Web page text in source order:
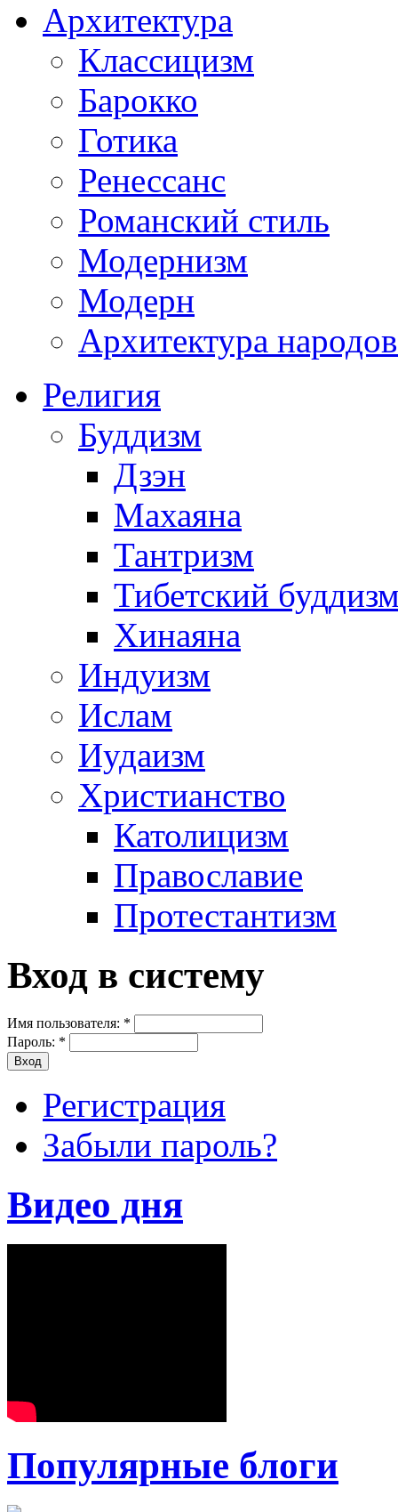
Архитектура
Классицизм
Барокко
Готика
Ренессанс
Романский стиль
Модернизм
Модерн
Архитектура
Религия
Буддизм
Дзэн
Махаяна
Тантризм
Тибетский
Хинаяна
Индуизм
Ислам
Иудаизм
Христианство
Католицизм
Православие
Протестантизм
Вход в систему
Имя пользователя: *
Пароль: *
Регистрация
Забыли пароль?
Видео дня
Популярные блоги